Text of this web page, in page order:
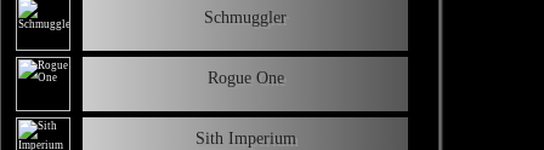
Schmuggler
Rogue One
Sith Imperium